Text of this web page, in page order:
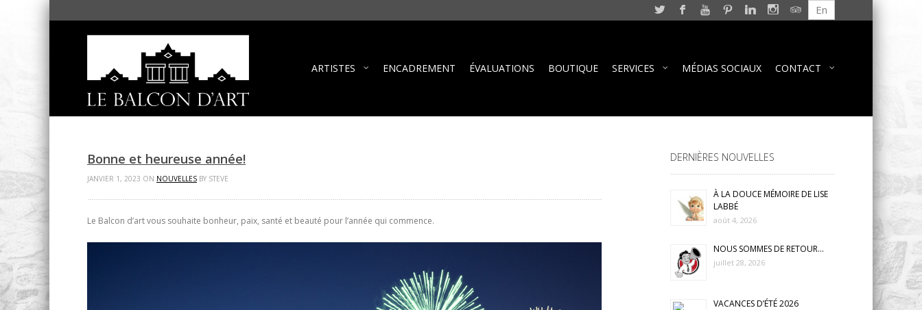
En
ARTISTES ENCADREMENT ÉVALUATIONS BOUTIQUE SERVICES MÉDIAS SOCIAUX CONTACT
Bonne et heureuse année!
JANVIER 1, 2023 ON NOUVELLES BY STEVE
Le Balcon d’art vous souhaite bonheur, paix, santé et beauté pour l’année qui commence.
DERNIÈRES NOUVELLES
À LA DOUCE MÉMOIRE DE LISE
LABBÉ
août 4, 2026
NOUS SOMMES DE RETOUR…
juillet 28, 2026
VACANCES D’ÉTÉ 2026